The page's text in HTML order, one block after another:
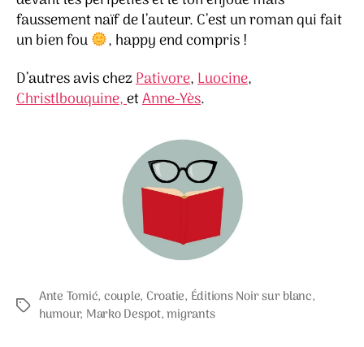
faussement naïf de l’auteur. C’est un roman qui fait
un bien fou
, happy end compris !
D’autres avis chezPativore,Luocine,
Christlbouquine,etAnne-Yès.
Étiquettes
Ante Tomić, couple, Croatie, Éditions Noir sur blanc,
humour, Marko Despot,migrants